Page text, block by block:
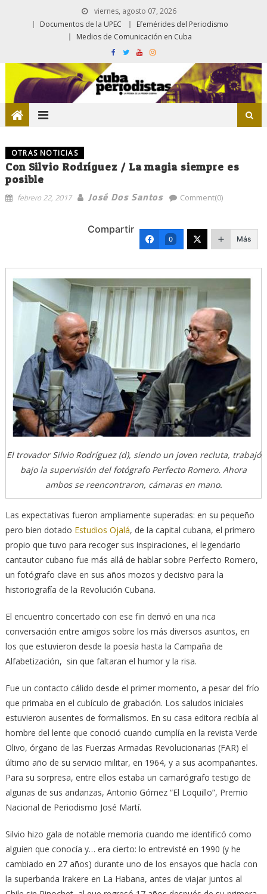
viernes, agosto 07, 2026
Documentos de la UPEC
Efemérides del Periodismo
Medios de Comunicación en Cuba
OTRAS NOTICIAS
Con Silvio Rodríguez / La magia siempre es
posible
febrero 22, 2017 José Dos Santos Comment(0)
Compartir
0 Más
El trovador Silvio Rodríguez (d), siendo un joven recluta, trabajó
bajo la supervisión del fotógrafo Perfecto Romero. Ahora
ambos se reencontraron, cámaras en mano.
Las expectativas fueron ampliamente superadas: en su pequeño
pero bien dotado Estudios Ojalá, de la capital cubana, el primero
propio que tuvo para recoger sus inspiraciones, el legendario
cantautor cubano fue más allá de hablar sobre Perfecto Romero,
un fotógrafo clave en sus años mozos y decisivo para la
historiografía de la Revolución Cubana.
El encuentro concertado con ese fin derivó en una rica
conversación entre amigos sobre los más diversos asuntos, en
los que estuvieron desde la poesía hasta la Campaña de
Alfabetización, sin que faltaran el humor y la risa.
Fue un contacto cálido desde el primer momento, a pesar del frío
que primaba en el cubículo de grabación. Los saludos iniciales
estuvieron ausentes de formalismos. En su casa editora recibía al
hombre del lente que conoció cuando cumplía en la revista Verde
Olivo, órgano de las Fuerzas Armadas Revolucionarias (FAR) el
último año de su servicio militar, en 1964, y a sus acompañantes.
Para su sorpresa, entre ellos estaba un camarógrafo testigo de
algunas de sus andanzas, Antonio Gómez “El Loquillo”, Premio
Nacional de Periodismo José Martí.
Silvio hizo gala de notable memoria cuando me identificó como
alguien que conocía y… era cierto: lo entrevisté en 1990 (y he
cambiado en 27 años) durante uno de los ensayos que hacía con
la superbanda Irakere en La Habana, antes de viajar juntos al